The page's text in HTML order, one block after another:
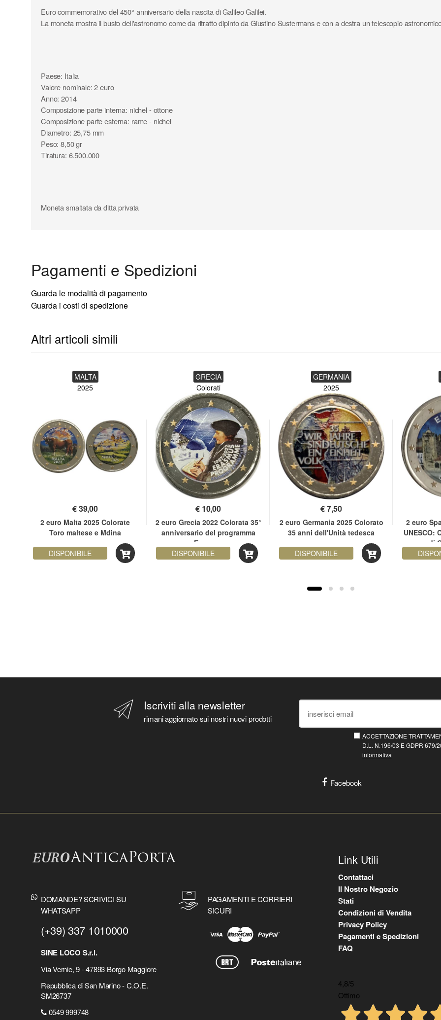
Euro commemorativo del 450° anniversario della nascita di Galileo Galilei.
La moneta mostra il busto dell'astronomo come da ritratto dipinto da Giustino Sustermans e con a destra un telescopio
Paese: Italia
Valore nominale: 2 euro
Anno: 2014
Composizione parte interna: nichel - ottone
Composizione parte esterna: rame - nichel
Diametro: 25,75 mm
Peso: 8,50 gr
Tiratura: 6.500.000
Moneta smaltata da ditta privata
Pagamenti e Spedizioni
Guarda le modalità di pagamento
Guarda i costi di spedizione
Altri articoli simili
MALTA
2025
€39,00
2 euro Malta 2025 Colorate
Toro maltese e Mdina
DISPONIBILE
GRECIA
Colorati
€ 10,00
2 euro Grecia 2022 Colorata 35°
anniversario del programma
Erasmus
DISPONIBILE
GERMANIA
2025
€7,50
2 euro Germania 2025 Colorato
35 anni dell'Unità tedesca
DISPONIBILE
2 euro
UNESCO:
di
Iscriviti alla newsletter
rimani aggiornato sui nostri nuovi prodotti
ACCETTAZIONE
D.L. N.196/03 E GDPR
informativa
Facebook
DOMANDE? SCRIVICI SU
WHATSAPP
(+39) 337 1010000
SINE LOCO S.r.l.
Via Vernie, 9 - 47893 Borgo Maggiore
Repubblica di San Marino - C.O.E.
SM26737
0549 999748
PAGAMENTI E CORRIERI
SICURI
Link Utili
Contattaci
Il Nostro Negozio
Stati
Condizioni di Vendita
Privacy Policy
Pagamenti e Spedizioni
FAQ
4,8/5
Ottimo